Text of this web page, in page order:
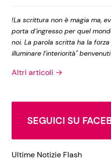
!La scrittura non è magia ma,
porta d’ingresso per quel
noi. La parola scritta ha la
illuminare l’interiorità"
Altri articoli →
SEGUICI SU
Ultime Notizie Flash